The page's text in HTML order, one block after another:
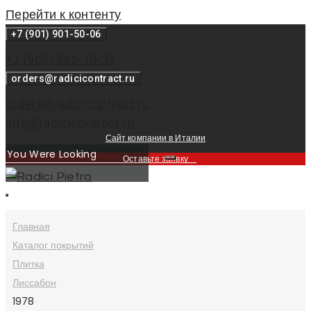
Перейти к контенту
+7 (901) 901-50-06
orders@radicicontract.ru
Сайт компании в Италии
Оставьте заявку
Главная
Каталог покрытий
Плитка
Лиссабон
1978